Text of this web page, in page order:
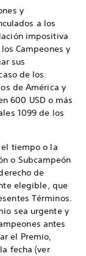
y
a los
impositiva
Campeones y
sus
de los
de América y
600 USD o más
1099 de los
el tiempo o la
o Subcampeón
de
elegible, que
Términos.
sea urgente y
antes
el Premio,
fecha (ver